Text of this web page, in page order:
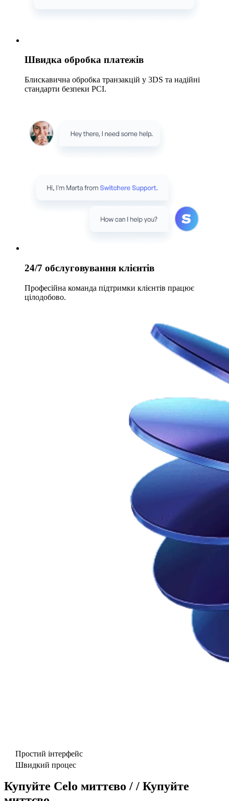
Швидка обробка платежів
Блискавична обробка транзакцій у 3DS та надійні
стандарти безпеки PCI.
24/7 обслуговування клієнтів
Професійна команда підтримки клієнтів працює
цілодобово.
Простий інтерфейс
Швидкий процес
Купуйте Celo миттєво / / Купуйте